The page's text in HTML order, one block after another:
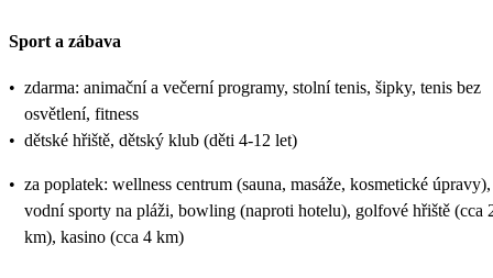
Sport a zábava
• zdarma: animační a večerní programy, stolní tenis, šipky, tenis bez
osvětlení, fitness
• dětské hřiště, dětský klub (děti 4-12 let)
• za poplatek: wellness centrum (sauna, masáže, kosmetické úpravy),
vodní sporty na pláži, bowling (naproti hotelu), golfové hřiště (cca
km), kasino (cca 4 km)